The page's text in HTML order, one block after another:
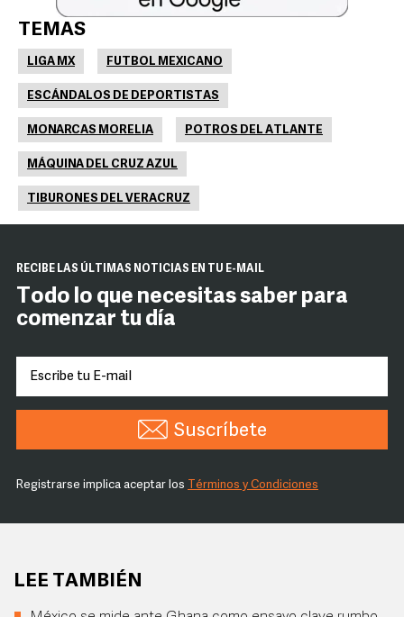
TEMAS
LIGA MX FUTBOL MEXICANO
ESCÁNDALOS DE DEPORTISTAS
MONARCAS MORELIA POTROS DEL ATLANTE
MÁQUINA DEL CRUZ AZUL
TIBURONES DEL VERACRUZ
RECIBE LAS ÚLTIMAS NOTICIAS EN TU E-MAIL
Todo lo que necesitas saber para
comenzar tu día
Suscríbete
Registrarse implica aceptar los Términos y Condiciones
LEE TAMBIÉN